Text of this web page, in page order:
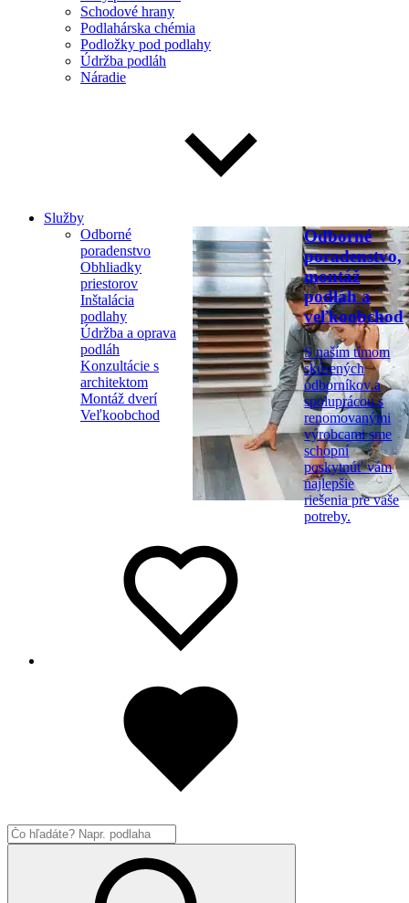
Schodové hrany
Podlahárska chémia
Podložky pod podlahy
Údržba podláh
Náradie
Služby
Odborné
poradenstvo
Obhliadky
priestorov
Inštalácia
podlahy
Údržba a oprava
podláh
Konzultácie s
architektom
Montáž dverí
Veľkoobchod
Odborné
poradenstvo,
montáž
podláh a
veľkoobchod
S naším tímom
skúsených
odborníkov a
spoluprácou s
renomovanými
výrobcami sme
schopní
poskytnúť vám
najlepšie
riešenia pre vaše
potreby.